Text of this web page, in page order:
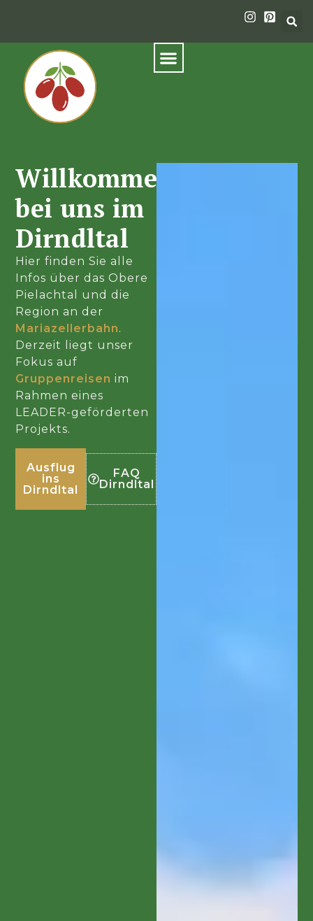
Willkommen
bei uns im
Dirndltal
Hier finden Sie alle
Infos über das Obere
Pielachtal und die
Region an der
Mariazellerbahn.
Derzeit liegt unser
Fokus auf
Gruppenreisen im
Rahmen eines
LEADER-geförderten
Projekts.
Ausflug
ins
Dirndltal
FAQ
Dirndltal